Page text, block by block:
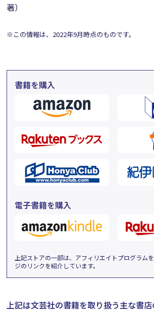
著）
※この情報は、2022年9月時点のものです。
書籍を購入
電子書籍を購入
上記ストアの一部は、アフィリエイトプログラム
ジのリンクを紹介しています。
上記は文芸社の書籍を取り扱う主な書店